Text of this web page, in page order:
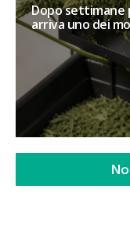
Dopo settimane
arriva uno dei